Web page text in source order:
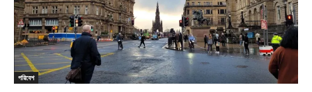
পরিবেশ